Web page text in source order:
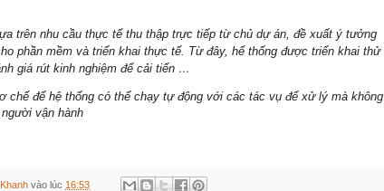
trên nhu cầu thực tế thu thập trực tiếp từ chủ dự án, đề xuất ý tưởng
phần mềm và triển khai thực tế. Từ đây, hế thống được triển khai thử
giá rút kinh nghiệm để cải tiến …
chế để hệ thống có thể chạy tự động với các tác vụ để xử lý mà không
vận hành
vào lúc 16:53